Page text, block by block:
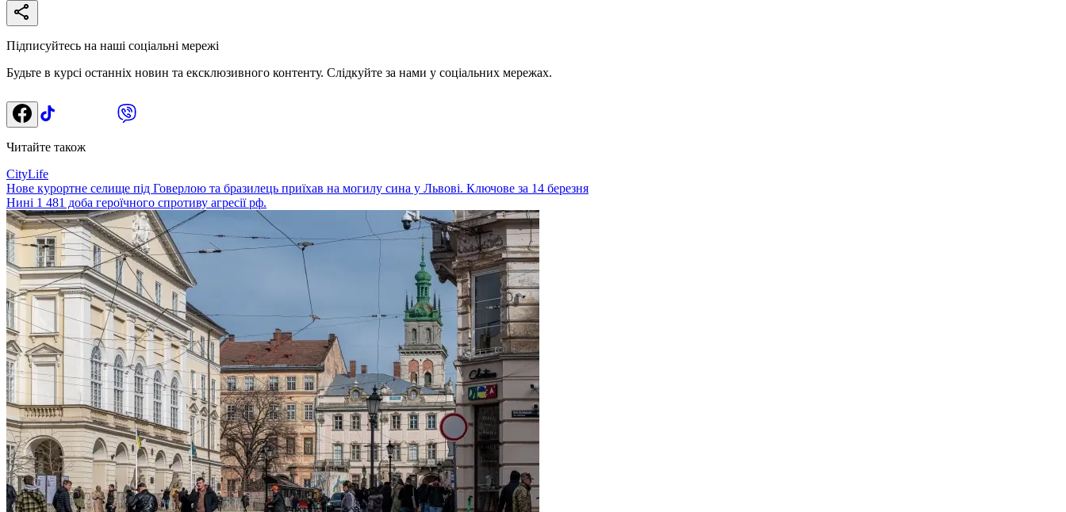
Підписуйтесь на наші соціальні мережі
Будьте в курсі останніх новин та ексклюзивного контенту. Слідкуйте за нами у соціальних мережах.
Читайте також
CityLife
Нове курортне селище під Говерлою та бразилець приїхав на могилу сина у Львові. Ключове за 14 березня
Нині 1 481 доба героїчного спротиву агресії рф.